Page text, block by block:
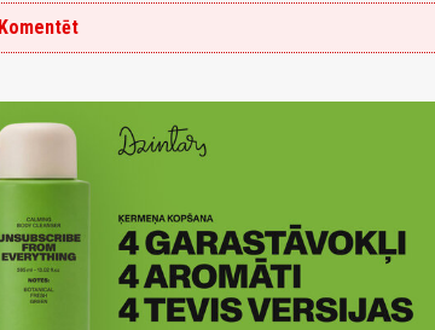
Komentēt